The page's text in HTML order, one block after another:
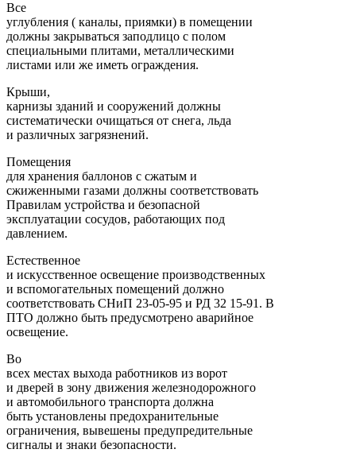
Все
углубления ( каналы, приямки) в помещении
должны закрываться заподлицо с полом
специальными плитами, металлическими
листами или же иметь ограждения.
Крыши,
карнизы зданий и сооружений должны
систематически очищаться от снега, льда
и различных загрязнений.
Помещения
для хранения баллонов с сжатым и
сжиженными газами должны соответствовать
Правилам устройства и безопасной
эксплуатации сосудов, работающих под
давлением.
Естественное
и искусственное освещение производственных
и вспомогательных помещений должно
соответствовать СНиП 23-05-95 и РД 32 15-91. В
ПТО должно быть предусмотрено аварийное
освещение.
Во
всех местах выхода работников из ворот
и дверей в зону движения железнодорожного
и автомобильного транспорта должна
быть установлены предохранительные
ограничения, вывешены предупредительные
сигналы и знаки безопасности.